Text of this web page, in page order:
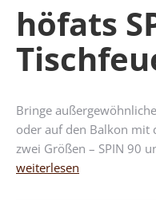
höfats
Bringe
oder auf den Balkon mit
zwei Größen – SPIN 90
weiterlesen